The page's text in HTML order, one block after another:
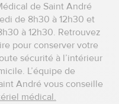
de Saint André
de 8h30 à 12h30 et
à 12h30. Retrouvez
pour conserver votre
sécurité à l’intérieur
L’équipe de
André vous conseille
médical.